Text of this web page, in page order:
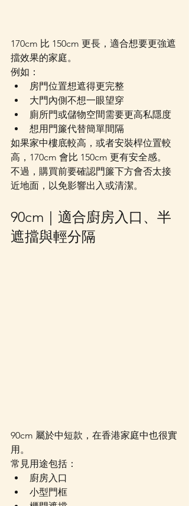
170cm 比 150cm 更長，適合想要更強遮
擋效果的家庭。
例如：
房門位置想遮得更完整
大門內側不想一眼望穿
廁所門或儲物空間需要更高私隱度
想用門簾代替簡單間隔
如果家中樓底較高，或者安裝桿位置較
高，170cm 會比 150cm 更有安全感。
不過，購買前要確認門簾下方會否太接
近地面，以免影響出入或清潔。
90cm｜適合廚房入口、半
遮擋與輕分隔
90cm 屬於中短款，在香港家庭中也很實
用。
常見用途包括：
廚房入口
小型門框